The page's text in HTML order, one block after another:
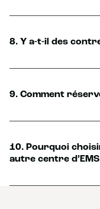
8. Y a-t-il des
9. Comment
10. Pourquoi
autre centre d’EMS